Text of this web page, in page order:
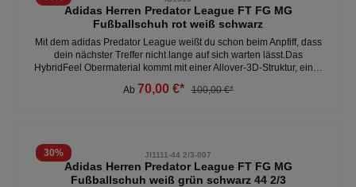
Adidas Herren Predator League FT FG MG
Fußballschuh rot weiß schwarz
Mit dem adidas Predator League weißt du schon beim Anpfiff, dass
dein nächster Treffer nicht lange auf sich warten lässt.Das
HybridFeel Obermaterial kommt mit einer Allover-3D-Struktur, einer
überragende Ballkontrolle. Außerdem performt der Schuh dank der
Ab 70,00 €* 100,00 €*
30% JI1111-44 2/3-007
Adidas Herren Predator League FT FG MG
Fußballschuh weiß grün schwarz 44 2/3